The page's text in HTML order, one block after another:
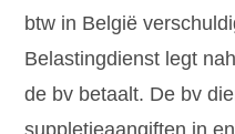
btw in België
Belastingdienst legt
de bv betaalt. De bv
suppletieaangiften in